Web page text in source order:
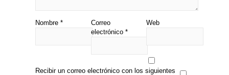
Nombre *
Correo
electrónico *
Web
Recibir un correo electrónico con los siguientes